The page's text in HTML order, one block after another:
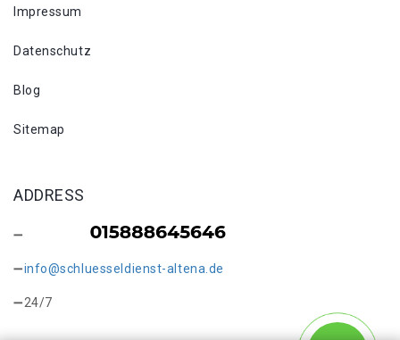
Impressum
Datenschutz
Blog
Sitemap
ADDRESS
info@schluesseldienst-altena.de
24/7